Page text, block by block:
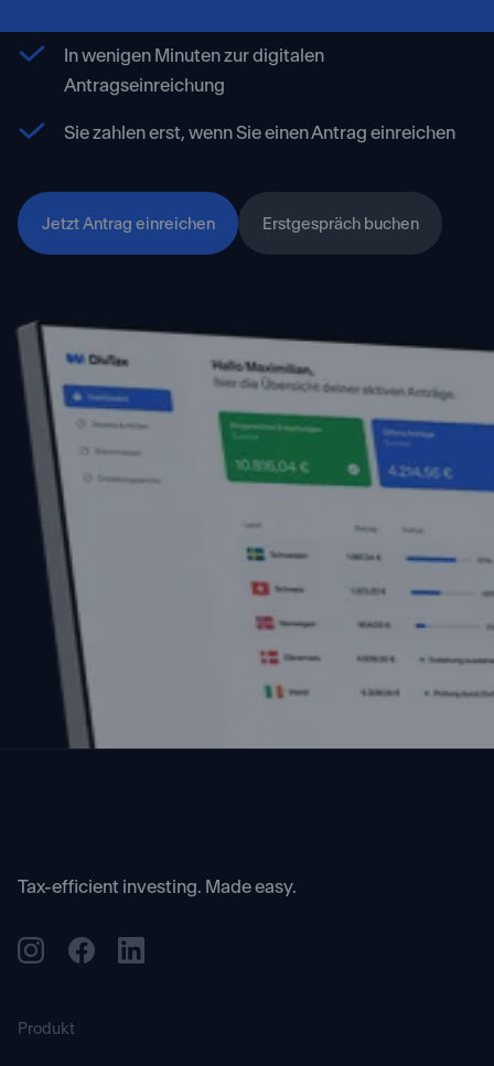
In wenigen Minuten zur digitalen
Antragseinreichung
Sie zahlen erst, wenn Sie einen Antrag einreichen
Jetzt Antrag einreichen Erstgespräch buchen
Tax-efficient investing. Made easy.
Produkt